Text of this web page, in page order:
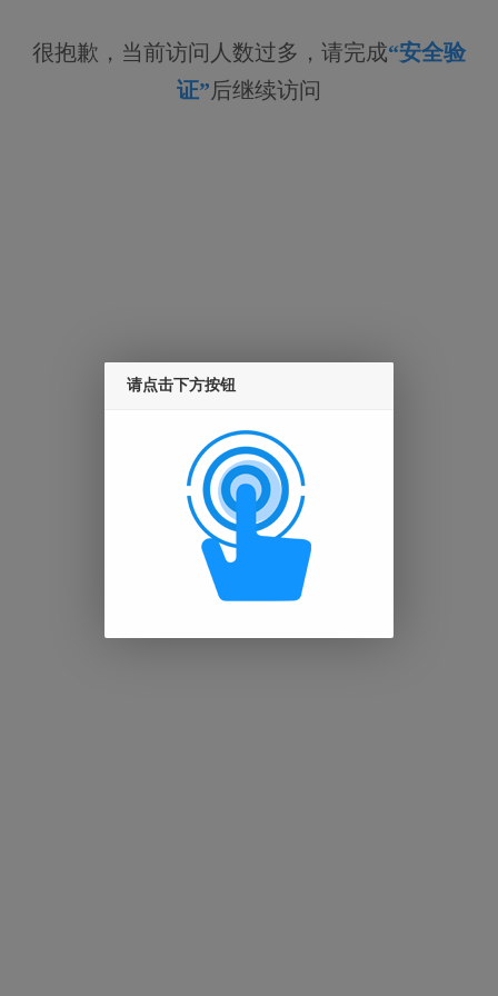
很抱歉，当前访问人数过多，请完成“安全验
证”后继续访问
请点击下方按钮